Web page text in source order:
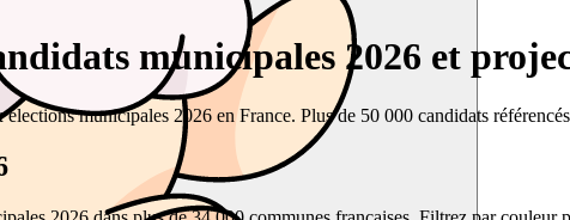
municipales 2026 et
municipales 2026 en France. Plus de 50 000 candidats